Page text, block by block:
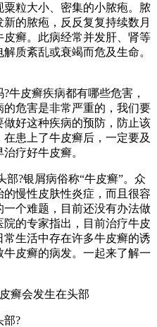
粒大小、密集的小脓疱。脓
的脓疱，反反复复持续数月
癣。此病经常并发肝、肾等
质紊乱或衰竭而危及生命。
牛皮癣疾病都有哪些危害，
危害是非常严重的，我们要
好这种疾病的预防，防止该
患上了牛皮癣后，一定要及
疗好牛皮癣。
?银屑病俗称“牛皮癣”。众
慢性皮肤性炎症，而且很容
个难题，目前还没有办法做
的专家指出，目前治疗牛皮
生活中存在许多牛皮癣的诱
皮癣的病发。一起来了解一
部?